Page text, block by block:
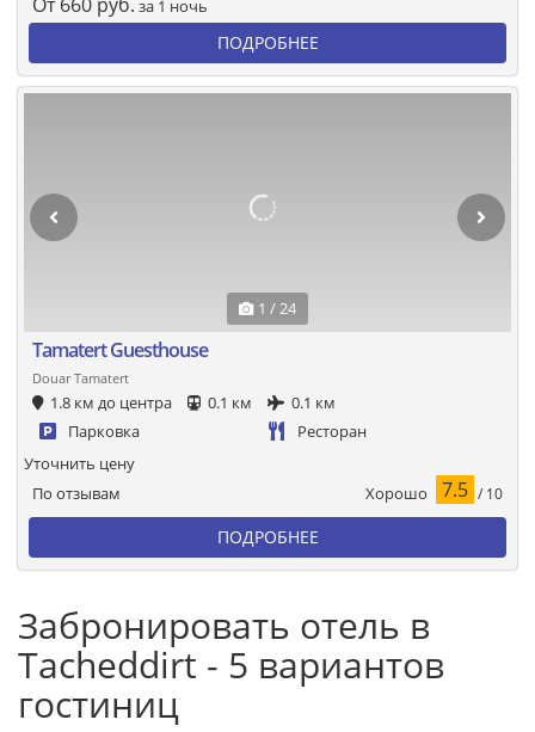
за 1 ночь
ПОДРОБНЕЕ
1 / 24
Tamatert Guesthouse
Douar Tamatert
1.8 км до центра 0.1 км
0.1 км
Парковка
Ресторан
По отзывам Хорошо 7.5 / 10
Уточнить цену
ПОДРОБНЕЕ
Забронировать отель в
Tacheddirt - 5 вариантов
гостиниц